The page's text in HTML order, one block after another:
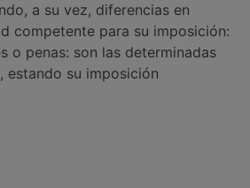
a su vez, diferencias en
competente para su imposición:
o penas: son las determinadas
estando su imposición